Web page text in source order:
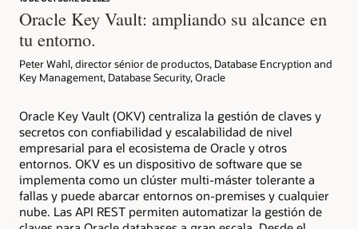
Key Vault se ha integrado completamente en el flujo de
aprovisionamiento de bases de datos de los siguientes
elementos:
Exadata Database Service Cloud@Customer
Autonomous AI Database Serverless
Exadata Database Service en infraestructura dedicada
Autonomous AI Database en Dedicated Exadata
Infrastructure
nivel empresarial disponibles para tu organización.
Suscríbete
eliminar claves maestras TDE para cumplir con PCI DSS, usar
claves etiquetadas para facilitar la asociación con PDB y
establecer un flujo de trabajo repetible y auditable para la
centralización y rotación de claves.
Probar ahora
Oracle Key Vault: ampliando su alcance en
tu entorno.
Peter Wahl, director sénior de productos, Database Encryption and
Key Management, Database Security, Oracle
Oracle Key Vault (OKV) centraliza la gestión de claves y
secretos con confiabilidad y escalabilidad de nivel
empresarial para el ecosistema de Oracle y otros
entornos. OKV es un dispositivo de software que se
implementa como un clúster multi-máster tolerante a
fallas y puede abarcar entornos on-premises y cualquier
nube. Las API REST permiten automatizar la gestión de